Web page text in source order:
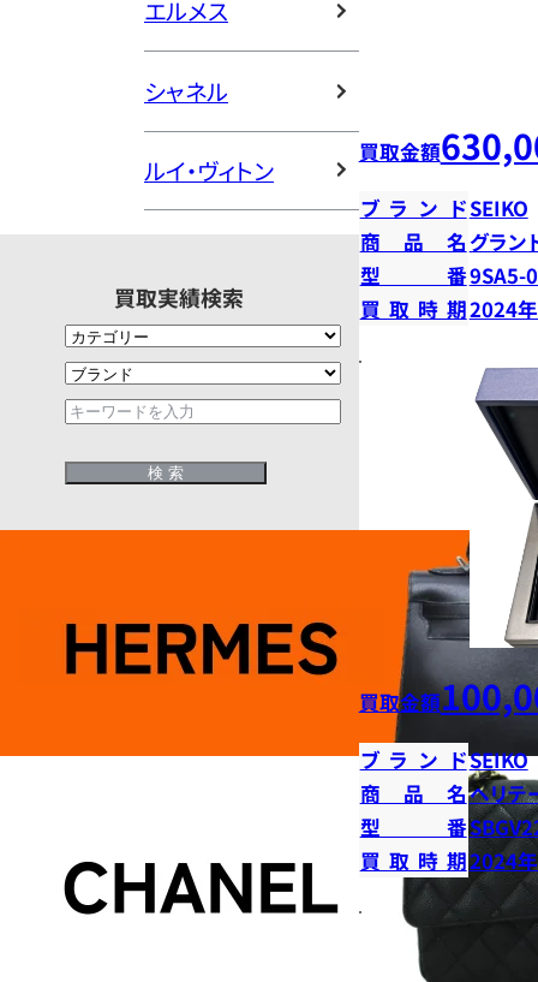
エルメス
シャネル
ルイ・ヴィトン
買取実績検索
買取金額
ブランドSEIKO
商品名 グラン
型番9SA5-
買取時期2024
買取金額
ブランドSEIKO
商品名ヘリテ
型番
買取時期2024